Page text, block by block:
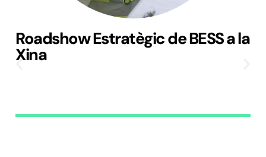
Roadshow Estratègic de BESS a la
Xina